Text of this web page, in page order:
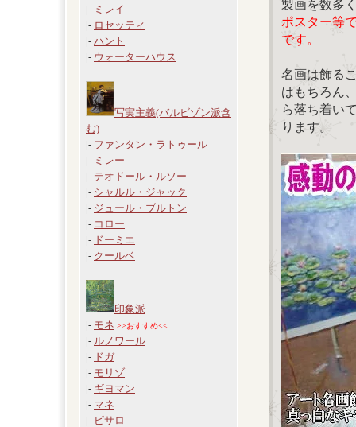
|- ミレイ
|- ロセッティ
|- ハント
|- ウォーターハウス
写実主義(バルビゾン派含
む)
|- ファンタン・ラトゥール
|- ミレー
|- テオドール・ルソー
|- シャルル・ジャック
|- ジュール・ブルトン
|- コロー
|- ドーミエ
|- クールベ
印象派
|- モネ >>おすすめ<<
|- ルノワール
|- ドガ
|- モリゾ
|- ギヨマン
|- マネ
|- ピサロ
製画を数多
ポスター等
です。
名画は飾る
はもちろん
ら落ち着い
ります。